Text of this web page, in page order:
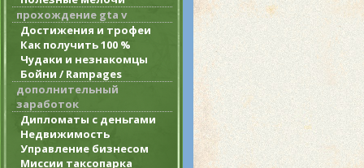
прохождение gta v
Достижения и трофеи
Как получить 100 %
Чудаки и незнакомцы
Бойни / Rampages
дополнительный
заработок
Дипломаты с деньгами
Недвижимость
Управление бизнесом
Миссии таксопарка